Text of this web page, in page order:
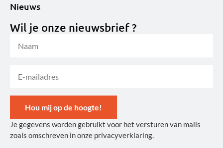
Nieuws
Wil je onze nieuwsbrief ?
Hou mij op de hoogte!
Alternative:
Je gegevens worden gebruikt voor het versturen van mails
zoals omschreven in onze privacyverklaring.